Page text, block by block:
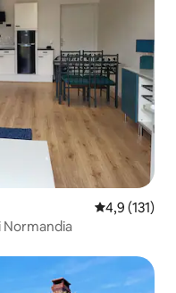
Nilai rata-
4,9 (131)
Normandia